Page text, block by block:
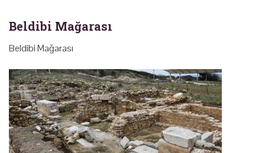
Beldibi Mağarası
Beldibi Mağarası